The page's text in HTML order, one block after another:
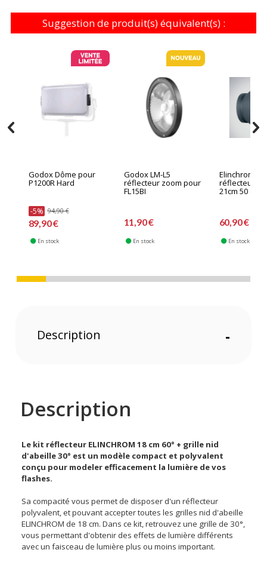
Suggestion de produit(s) équivalent(s) :
Godox Dôme pour
P1200R Hard
-5% 94,90 €
89,90 €
En stock
Godox LM-L5
réflecteur zoom pour
FL15BI
11,90 €
En stock
Elinchrom Bol
réflecteur
21cm 50
60,90 €
En stock
Description -
Description
Le kit réflecteur ELINCHROM 18 cm 60° + grille nid
d'abeille 30° est un modèle compact et polyvalent
conçu pour modeler efficacement la lumière de vos
flashes.
Sa compacité vous permet de disposer d'un réflecteur
polyvalent, et pouvant accepter toutes les grilles nid d'abeille
ELINCHROM de 18 cm. Dans ce kit, retrouvez une grille de 30°,
vous permettant d'obtenir des effets de lumière différents
avec un faisceau de lumière plus ou moins important.